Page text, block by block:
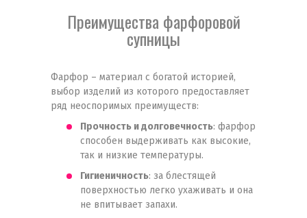
Преимущества фарфоровой
супницы
Фарфор – материал с богатой историей,
выбор изделий из которого предоставляет
ряд неоспоримых преимуществ:
Прочность и долговечность: фарфор
способен выдерживать как высокие,
так и низкие температуры.
Гигиеничность: за блестящей
поверхностью легко ухаживать и она
не впитывает запахи.